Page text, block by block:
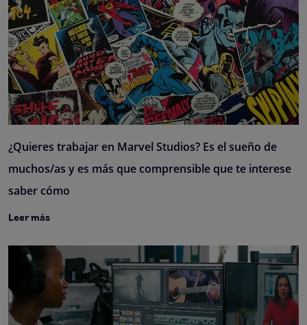
¿Quieres trabajar en Marvel Studios? Es el sueño de
muchos/as y es más que comprensible que te interese
saber cómo
Leer más